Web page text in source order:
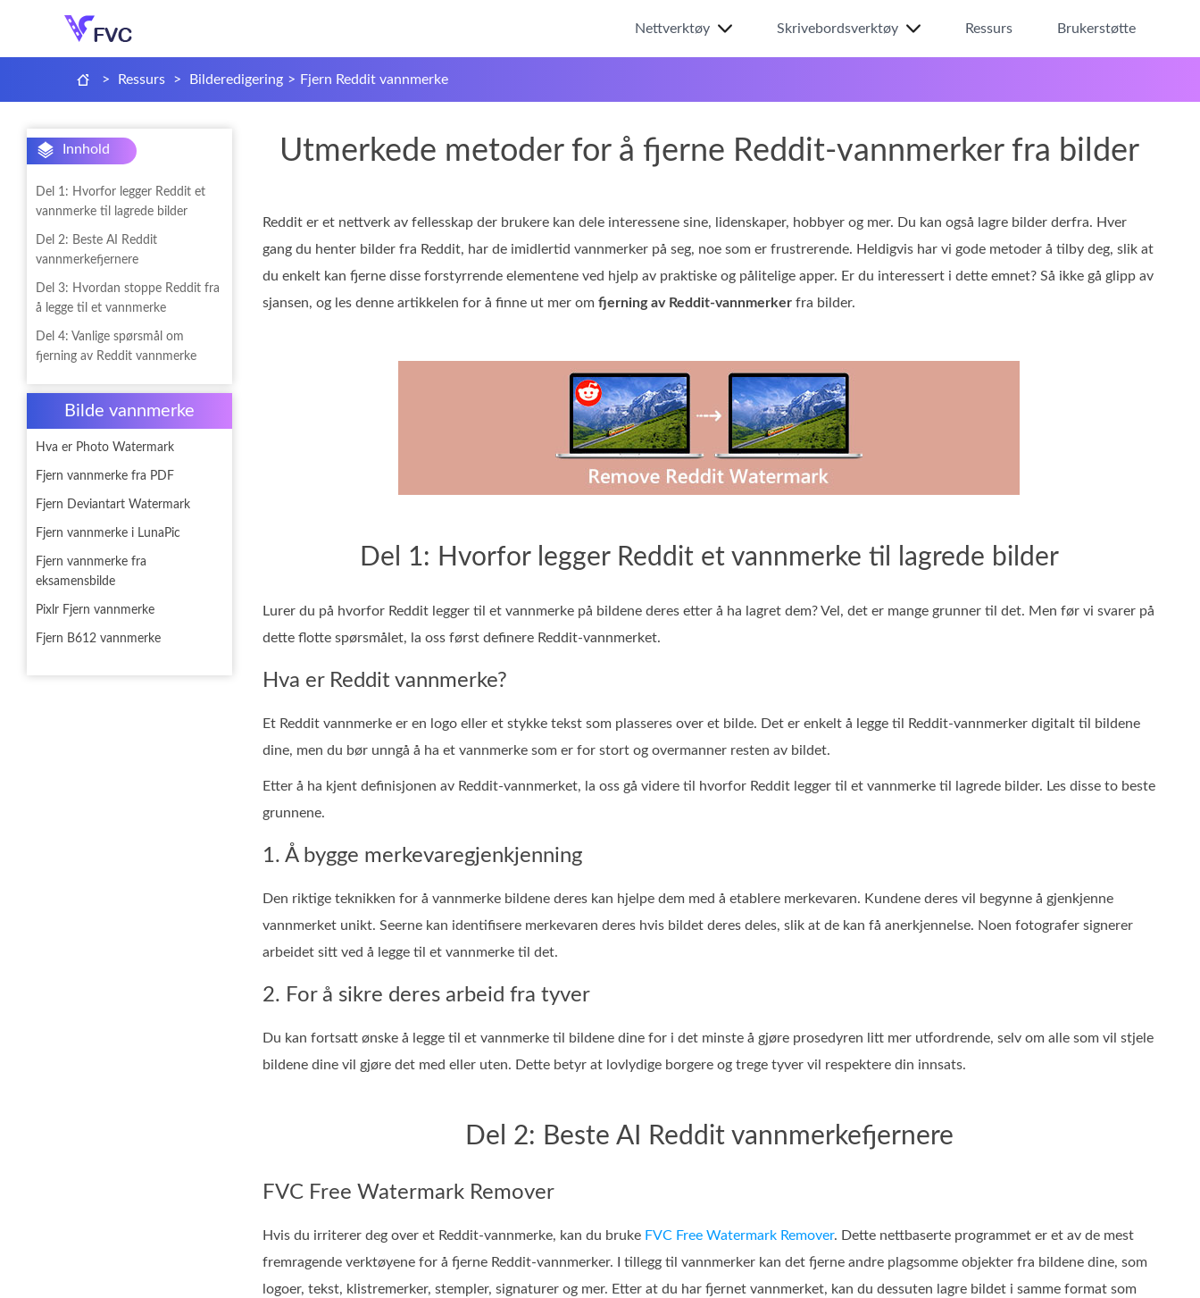
Nettverktøy Skrivebordsverktøy Ressurs Brukerstøtte
> Ressurs > Bilderedigering > Fjern Reddit vannmerke
Innhold
Del 1: Hvorfor legger Reddit et
vannmerke til lagrede bilder
Del 2: Beste AI Reddit
vannmerkefjernere
Del 3: Hvordan stoppe Reddit fra
å legge til et vannmerke
Del 4: Vanlige spørsmål om
fjerning av Reddit vannmerke
Bilde vannmerke
Hva er Photo Watermark
Fjern vannmerke fra PDF
Fjern Deviantart Watermark
Fjern vannmerke i LunaPic
Fjern vannmerke fra
eksamensbilde
Pixlr Fjern vannmerke
Fjern B612 vannmerke
Utmerkede metoder for å fjerne Reddit-vannmerker fra bilder
Reddit er et nettverk av fellesskap der brukere kan dele interessene sine, lidenskaper, hobbyer og mer. Du kan også lagre bilder derfra. Hver
gang du henter bilder fra Reddit, har de imidlertid vannmerker på seg, noe som er frustrerende. Heldigvis har vi gode metoder å tilby deg, slik at
du enkelt kan fjerne disse forstyrrende elementene ved hjelp av praktiske og pålitelige apper. Er du interessert i dette emnet? Så ikke gå glipp av
sjansen, og les denne artikkelen for å finne ut mer om fjerning av Reddit‑vannmerker fra bilder.
Del 1: Hvorfor legger Reddit et vannmerke til lagrede bilder
Lurer du på hvorfor Reddit legger til et vannmerke på bildene deres etter å ha lagret dem? Vel, det er mange grunner til det. Men før vi svarer på
dette flotte spørsmålet, la oss først definere Reddit-vannmerket.
Hva er Reddit vannmerke?
Et Reddit vannmerke er en logo eller et stykke tekst som plasseres over et bilde. Det er enkelt å legge til Reddit-vannmerker digitalt til bildene
dine, men du bør unngå å ha et vannmerke som er for stort og overmanner resten av bildet.
Etter å ha kjent definisjonen av Reddit-vannmerket, la oss gå videre til hvorfor Reddit legger til et vannmerke til lagrede bilder. Les disse to beste
grunnene.
1. Å bygge merkevaregjenkjenning
Den riktige teknikken for å vannmerke bildene deres kan hjelpe dem med å etablere merkevaren. Kundene deres vil begynne å gjenkjenne
vannmerket unikt. Seerne kan identifisere merkevaren deres hvis bildet deres deles, slik at de kan få anerkjennelse. Noen fotografer signerer
arbeidet sitt ved å legge til et vannmerke til det.
2. For å sikre deres arbeid fra tyver
Du kan fortsatt ønske å legge til et vannmerke til bildene dine for i det minste å gjøre prosedyren litt mer utfordrende, selv om alle som vil stjele
bildene dine vil gjøre det med eller uten. Dette betyr at lovlydige borgere og trege tyver vil respektere din innsats.
Del 2: Beste AI Reddit vannmerkefjernere
FVC Free Watermark Remover
Hvis du irriterer deg over et Reddit‑vannmerke, kan du bruke FVC Free Watermark Remover. Dette nettbaserte programmet er et av de mest
fremragende verktøyene for å fjerne Reddit‑vannmerker. I tillegg til vannmerker kan det fjerne andre plagsomme objekter fra bildene dine, som
logoer, tekst, klistremerker, stempler, signaturer og mer. Etter at du har fjernet vannmerket, kan du dessuten lagre bildet i samme format som